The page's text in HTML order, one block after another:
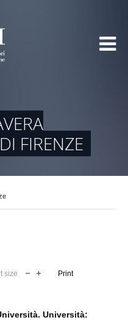
FIRENZE
size Print
Università: